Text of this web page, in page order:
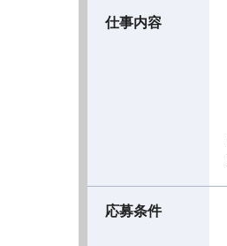
仕事内容
応募条件